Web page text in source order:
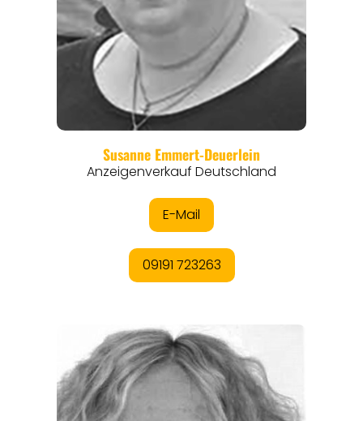
REGIONEN
ORTE
REISEFÜHRER
REISEMAGAZINE